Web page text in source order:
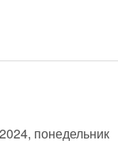
понедельник